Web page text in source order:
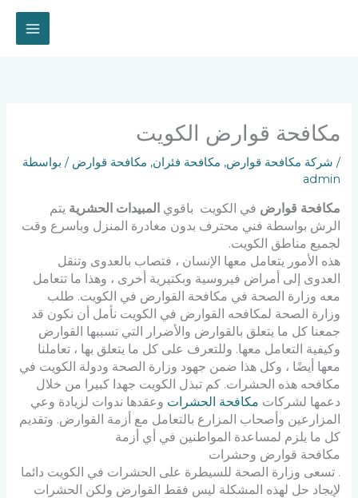
مكافحة قوارض الكويت
/ شركة مكافحة قوارض, مكافحة فئران, مكافحة قوارض / بواسطة
admin
مكافحة قوارض في الكويت باقوي المبيدات الحشرية يتم
الرش بواسطة فني محترف بدون مغادرة المنزل وباسرع وقت
لجميع مناطق الكويت.
هذه الأمور يتعامل معها الإنسان ، فتصاب بالعدوى وتنقل
العدوى إلى أمراض فيروسية وبكتيرية أخرى ، وهذا ما تتعامل
معه وزارة الصحة في مكافحة القوارض في الكويت. طلب
وزارة الصحة لمكافحه القوارض في الكويت نأمل أن نكون قد
جمعنا كل ما يتعلق بالقوارض والأضرار التي تسببها القوارض
وكيفية التعامل معها. وللتعرف على كل ما يتعلق بها ، تعاملنا
معها أيضًا ، وكل هذا ضمن جهود وزارة الصحة ودولة الكويت في
مكافحه هذه الحشرات.كم تبذل الكويت جهدا كبيرا من خلال
دعمها لشركات مكافحة الحشرات وعقدها ندوات لزيادة وعي
المزارعين وأصحاب المزارع بالتعامل مع أزمة القوارض. وتقديم
كل ما يلزم لمساعدة المواطنين في أي أزمة
مكافحة قوارض وحشرات
. تسعى وزارة الصحة للسيطرة على الحشرات في الكويت دائما
لإيجاد حل لهذه المشكلة ليس فقط القوارض ولكن الحشرات